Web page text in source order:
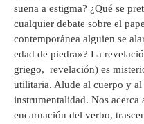
suena a estigma? ¿Qué se
cualquier debate sobre el
contemporánea alguien se
edad de piedra»? La
griego, revelación) es
utilitaria. Alude al cuerpo y
instrumentalidad. Nos
encarnación del verbo,